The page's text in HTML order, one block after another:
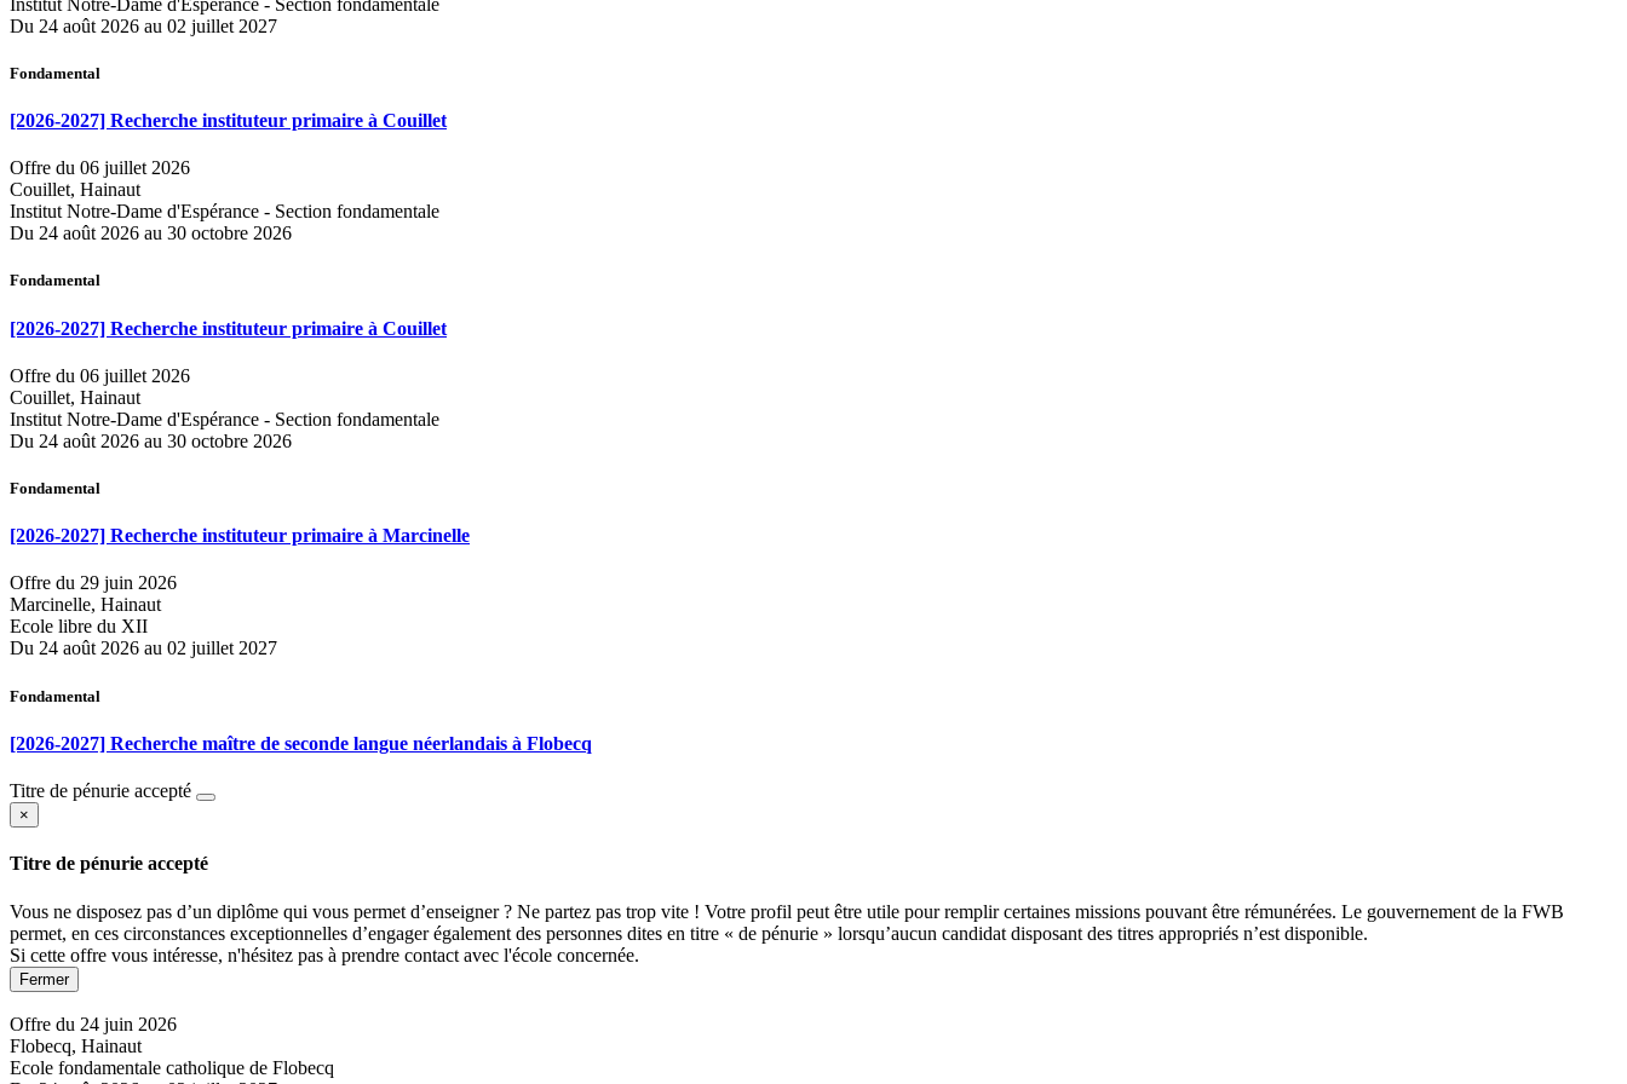
Du 24 août 2026 au 02 juillet 2027
Fondamental
[2026-2027] Recherche instituteur primaire à Couillet
Offre du 06 juillet 2026
Couillet, Hainaut
Institut Notre-Dame d'Espérance - Section fondamentale
Du 24 août 2026 au 30 octobre 2026
Fondamental
[2026-2027] Recherche instituteur primaire à Couillet
Offre du 06 juillet 2026
Couillet, Hainaut
Institut Notre-Dame d'Espérance - Section fondamentale
Du 24 août 2026 au 30 octobre 2026
Fondamental
[2026-2027] Recherche instituteur primaire à Marcinelle
Offre du 29 juin 2026
Marcinelle, Hainaut
Ecole libre du XII
Du 24 août 2026 au 02 juillet 2027
Fondamental
[2026-2027] Recherche maître de seconde langue néerlandais à Flobecq
Titre de pénurie accepté
×
Titre de pénurie accepté
Vous ne disposez pas d’un diplôme qui vous permet d’enseigner ? Ne partez pas trop vite ! Votre profil peut être utile pour remplir certaines missions pouvant être rémunérées. Le gouvernement de la FWB
permet, en ces circonstances exceptionnelles d’engager également des personnes dites en titre « de pénurie » lorsqu’aucun candidat disposant des titres appropriés n’est disponible.
Si cette offre vous intéresse, n'hésitez pas à prendre contact avec l'école concernée.
Fermer
Offre du 24 juin 2026
Flobecq, Hainaut
Ecole fondamentale catholique de Flobecq